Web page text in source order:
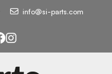
info@si-parts.com